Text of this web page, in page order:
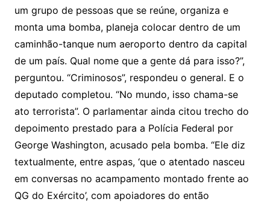
um grupo de pessoas que se reúne, organiza e
monta uma bomba, planeja colocar dentro de um
caminhão-tanque num aeroporto dentro da capital
de um país. Qual nome que a gente dá para isso?”,
perguntou. “Criminosos”, respondeu o general. E o
deputado completou. “No mundo, isso chama-se
ato terrorista”. O parlamentar ainda citou trecho do
depoimento prestado para a Polícia Federal por
George Washington, acusado pela bomba. “Ele diz
textualmente, entre aspas, ‘que o atentado nasceu
em conversas no acampamento montado frente ao
QG do Exército’, com apoiadores do então